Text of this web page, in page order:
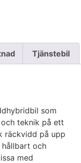
Tjänstebil
som
teknik på ett
räckvidd på upp
och
med